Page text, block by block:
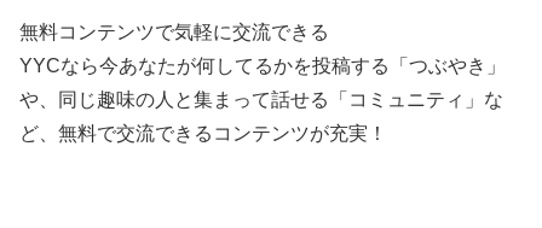
無料コンテンツで気軽に交流できる
YYCなら今あなたが何してるかを投稿する「つぶやき」
や、同じ趣味の人と集まって話せる「コミュニティ」な
ど、無料で交流できるコンテンツが充実！